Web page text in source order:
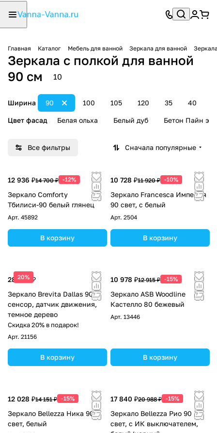
Главная Каталог Мебель для ванной Зеркала для ванной
Зеркала с полкой для ванной
90 см
10
Ширина 100 105 120 35 40
90
Цвет фасад Белая ольха Белый дуб Бетон Пайн
Все фильтры Сначала популярные
12 936 ₽14 700 ₽ -12%
Зеркало Comforty
Тбилиси-90 белый глянец
Арт. 45892
В корзину
10 728 ₽11 920 ₽ -10%
Зеркало Francesca Империя
90 свет, с белый
Арт. 2504
В корзину
20%
28 780 ₽
Зеркало Brevita Dallas 90
сенсор, датчик движения,
темное дерево
Скидка 20% в подарок!
Арт. 21156
В корзину
10 978 ₽12 915 ₽ -15%
Зеркало ASB Woodline
Кастелло 80 бежевый
Арт. 13446
В корзину
12 028 ₽14 151 ₽ -15%
Зеркало Bellezza Ника 90
свет, белый
17 840 ₽20 988 ₽ -15%
Зеркало Bellezza Рио 90
свет, с ИК выключателем,